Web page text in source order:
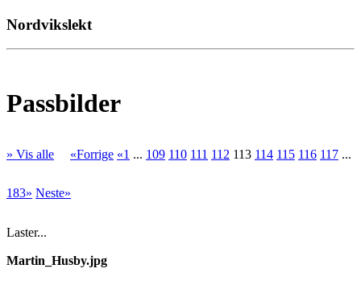
Nordvikslekt
Passbilder
» Vis alle «Forrige «1 ... 109 110 111 112 113 114 115 116 117 ...
183» Neste»
Laster...
Martin_Husby.jpg